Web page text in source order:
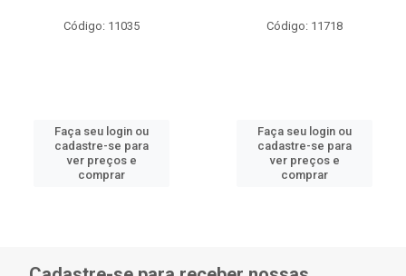
Código: 11035
Faça seu login ou
cadastre-se para
ver preços e
comprar
Código: 11718
Faça seu login ou
cadastre-se para
ver preços e
comprar